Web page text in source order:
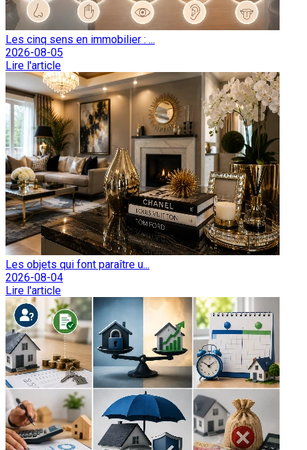
Les cinq sens en immobilier : ...
2026-08-05
Lire l'article
Les objets qui font paraître u...
2026-08-04
Lire l'article